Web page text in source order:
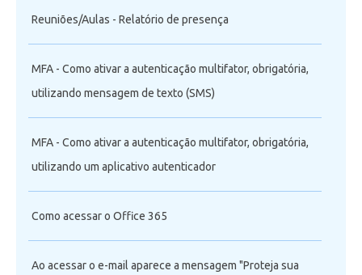
Reuniões/Aulas - Relatório de presença
MFA - Como ativar a autenticação multifator, obrigatória,
utilizando mensagem de texto (SMS)
MFA - Como ativar a autenticação multifator, obrigatória,
utilizando um aplicativo autenticador
Como acessar o Office 365
Ao acessar o e-mail aparece a mensagem "Proteja sua